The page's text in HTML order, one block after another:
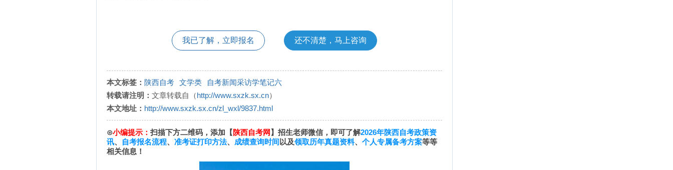
我已了解，立即报名 还不清楚，马上咨询
本文标签： 陕西自考 文学类
自考新闻采访学笔记六
转载请注明： 文章转载自（http://www.sxzk.sx.cn）
本文地址： http://www.sxzk.sx.cn/zl_wxl/9837.html
⊙小编提示： 扫描下方二维码，添加【陕西自考网 】招生老师微信，即可了解2026年陕西自考政策资
讯、 自考报名流程、 准考证打印方法、 成绩查询时间 以及领取历年真题资料、 个人专属备考方案等等
相关信息！